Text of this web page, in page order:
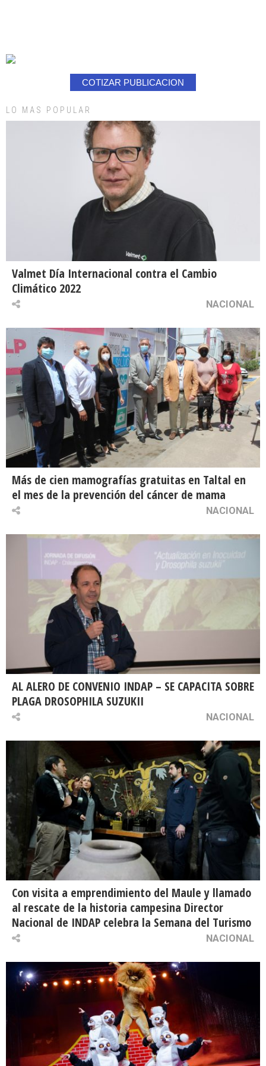
COTIZAR PUBLICACION
LO MAS POPULAR
Valmet Día Internacional contra el Cambio
Climático 2022
NACIONAL
Más de cien mamografías gratuitas en Taltal en
el mes de la prevención del cáncer de mama
NACIONAL
AL ALERO DE CONVENIO INDAP – SE CAPACITA SOBRE
PLAGA DROSOPHILA SUZUKII
NACIONAL
Con visita a emprendimiento del Maule y llamado
al rescate de la historia campesina Director
Nacional de INDAP celebra la Semana del Turismo
NACIONAL